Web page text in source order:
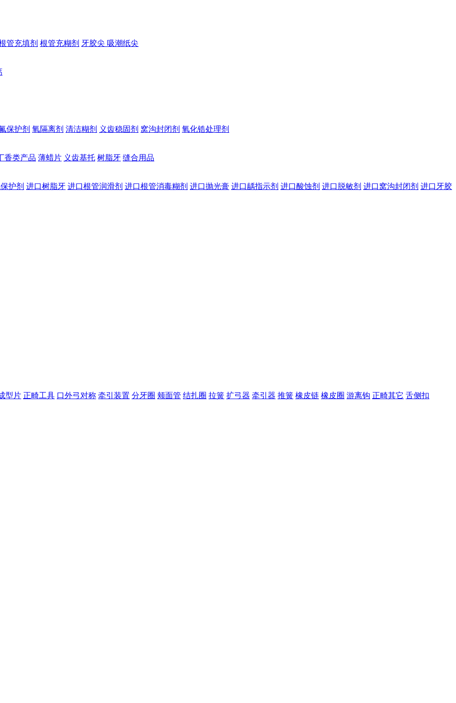
管充填剂 根管充糊剂 牙胶尖 吸潮纸尖
保护剂 氧隔离剂 清洁糊剂 义齿稳固剂 窝沟封闭剂 氧化锆处理剂
香类产品 薄蜡片 义齿基托 树脂牙 缝合用品
护剂 进口树脂牙 进口根管润滑剂 进口根管消毒糊剂 进口抛光膏 进口龋指示剂 进口酸蚀剂 进口脱敏剂 进口窝沟封闭剂 进口牙胶
型片 正畸工具 口外弓对称 牵引装置 分牙圈 颊面管 结扎圈 拉簧 扩弓器 牵引器 推簧 橡皮链 橡皮圈 游离钩 正畸其它 舌侧扣